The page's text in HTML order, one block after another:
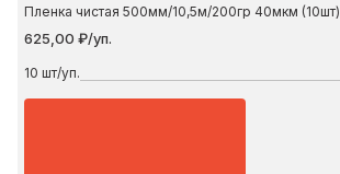
Пленка чистая 500мм/10,5м/200гр 40мкм (10шт)
625,00 ₽/уп.
10 шт/уп.